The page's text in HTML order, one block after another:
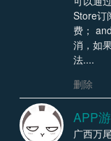
Store订
费；
消，如
法....
删除
APP
广西万